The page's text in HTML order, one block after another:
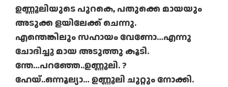
ഉണ്ണൂലിയുടെ പുറകെ, പതുക്കെ മായയും
അടുക്ക ളയിലേക്ക് ചെന്നു.
എന്തെങ്കിലും സഹായം വേണോ…എന്നു
ചോദിച്ചു മായ അടുത്തു കൂടി.
ന്തേ…പറഞ്ഞേ..ഉണ്ണൂലി. ?
ഹേയ്..ഒന്നൂല്യാ… ഉണ്ണൂലി ചുറ്റും നോക്കി.